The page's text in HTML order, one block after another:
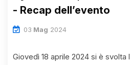
- Recap dell’evento
03 Mag 2024
Giovedì 18 aprile 2024 si è